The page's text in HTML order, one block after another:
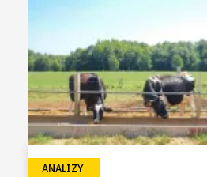
ANALIZY